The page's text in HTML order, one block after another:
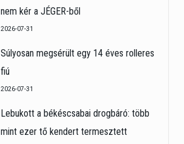
nem kér a JÉGER-ből
2026-07-31
Súlyosan megsérült egy 14 éves rolleres
fiú
2026-07-31
Lebukott a békéscsabai drogbáró: több
mint ezer tő kendert termesztett